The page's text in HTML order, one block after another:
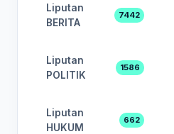
Liputan
BERITA
7442
Liputan
POLITIK
1586
Liputan
HUKUM
662